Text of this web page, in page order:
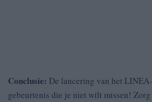
Conclusie: De lancering van het
gebeurtenis die je niet wilt missen!